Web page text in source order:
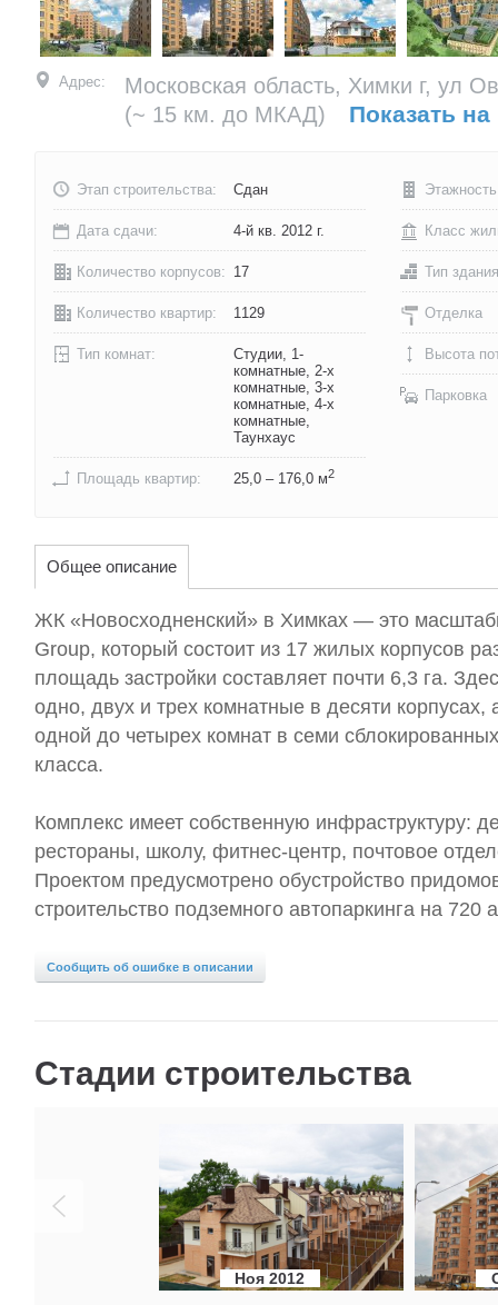
Адрес:
Московская область, Химки г, ул
(~ 15 км. до МКАД)
Показать на
Этап строительства: Сдан
Дата сдачи: 4-й кв. 2012 г.
Количество корпусов: 17
Количество квартир: 1129
Тип комнат:
Студии, 1-
комнатные, 2-х
комнатные, 3-х
комнатные, 4-х
комнатные,
Таунхаус
Площадь квартир: 25,0 – 176,0 м2
Этажность
Класс
Тип
Отделка
Высота
Парковка
Общее описание
ЖК «Новосходненский» в Химках — это
Group, который состоит из 17 жилых корпусов
площадь застройки составляет почти 6,3 га.
одно, двух и трех комнатные в десяти корпусах,
одной до четырех комнат в семи
класса.
Комплекс имеет собственную инфраструктуру:
рестораны, школу, фитнес-центр, почтовое
Проектом предусмотрено обустройство
строительство подземного автопаркинга на 720
Сообщить об ошибке в описании
Стадии строительства
Ноя 2012